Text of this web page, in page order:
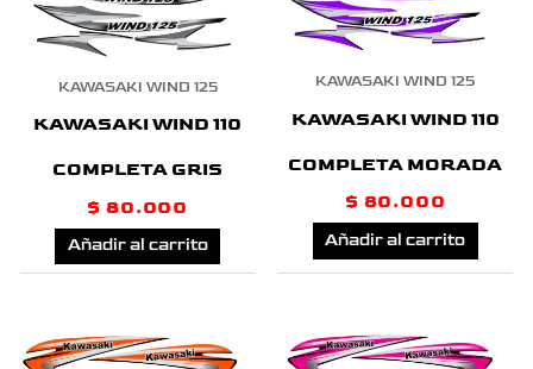
KAWASAKI WIND 125
KAWASAKI WIND 110
COMPLETA GRIS
$ 80.000
Añadir al carrito
KAWASAKI WIND 125
KAWASAKI WIND 110
COMPLETA MORADA
$ 80.000
Añadir al carrito